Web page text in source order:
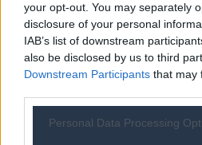
your opt-out. You may separately
disclosure of your personal
IAB’s list of downstream
also be disclosed by us to third
Downstream Participants that may
Personal Data Processing
Θα τηρηθεί αυστηρά σειρά
περιορισμένου αριθμού
τμήμα).
Για πληροφορίες –